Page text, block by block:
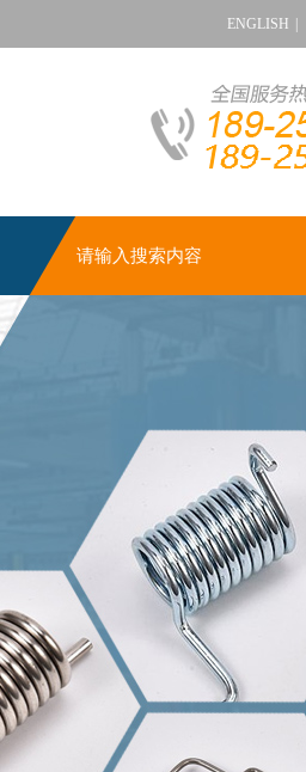
ENGLISH